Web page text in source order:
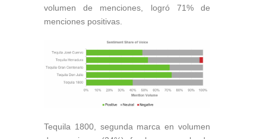
volumen de menciones, logró 71% de
menciones positivas.
Tequila 1800, segunda marca en volumen